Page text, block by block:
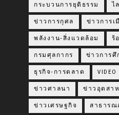
กระบวนการยุติธรรม ไ
ข่าวการกุศล ข่าวการเ
พลังงาน-สิ่งแวดล้อม ร้
กรมศุลกากร ข่าวการศึ
ธุรกิจ-การตลาด VIDEO
ข่าวศาลนา ข่าวอุตสา
ข่าวเศรษฐกิจ สาธารณ